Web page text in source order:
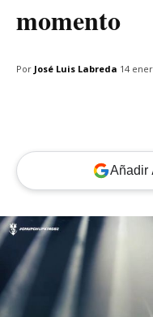
momento
Por José Luis Labreda 14
Añadir